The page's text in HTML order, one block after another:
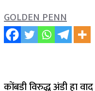
GOLDEN PENN
कोंबडी विरुद्ध अंडी हा